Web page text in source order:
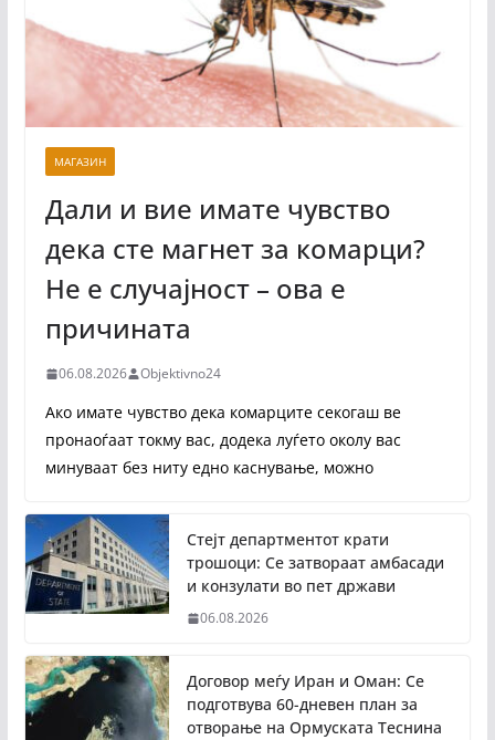
МАГАЗИН
Дали и вие имате чувство
дека сте магнет за комарци?
Не е случајност – ова е
причината
06.08.2026 Objektivno24
Ако имате чувство дека комарците секогаш ве
пронаоѓаат токму вас, додека луѓето околу вас
минуваат без ниту едно каснување, можно
Стејт департментот крати
трошоци: Се затвораат амбасади
и конзулати во пет држави
06.08.2026
Договор меѓу Иран и Оман: Се
подготвува 60-дневен план за
отворање на Ормуската Теснина